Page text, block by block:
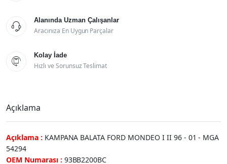

Alanında Uzman Çalışanlar
Aracınıza En Uygun Parçalar

Kolay İade
Hızlı ve Sorunsuz Teslimat
Açıklama
Açıklama : KAMPANA BALATA FORD MONDEO I II 96 - 01 - MGA
54294
OEM Numarası : 93BB2200BC